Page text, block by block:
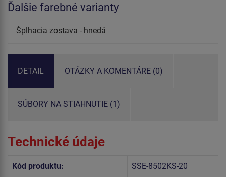
Ďalšie farebné varianty
Šplhacia zostava - hnedá
DETAIL OTÁZKY A KOMENTÁRE (0)
SÚBORY NA STIAHNUTIE (1)
Technické údaje
Kód produktu: SSE-8502KS-20